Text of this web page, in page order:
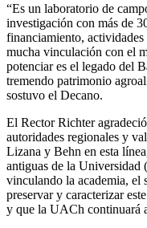
“Es un laboratorio de
investigación con más de
financiamiento,
mucha vinculación con el
potenciar es el legado del
tremendo patrimonio
sostuvo el Decano.
El Rector Richter
autoridades regionales y
Lizana y Behn en esta
antiguas de la Universidad
vinculando la academia, el
preservar y caracterizar
y que la UACh continuará